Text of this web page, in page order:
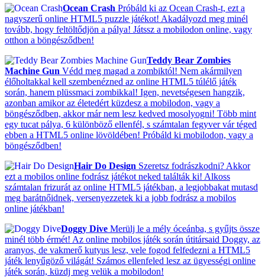
Ocean Crash Próbáld ki az Ocean Crash-t, ezt a
nagyszerű online HTML5 puzzle játékot! Akadályozd meg minél
tovább, hogy feltöltődjön a pálya! Játssz a mobilodon online, vagy
otthon a böngésződben!
Teddy Bear Zombies
Machine Gun Védd meg magad a zombiktól! Nem akármilyen
élőholtakkal kell szembenézned az online HTML5 túlélő játék
során, hanem plüssmaci zombikkal! Igen, nevetségesen hangzik,
azonban amikor az életedért küzdesz a mobilodon, vagy a
böngésződben, akkor már nem lesz kedved mosolyogni! Több mint
egy tucat pálya, 6 különböző ellenfél, s számtalan fegyver vár téged
ebben a HTML5 online lövöldében! Próbáld ki mobilodon, vagy a
böngésződben!
Hair Do Design Szeretsz fodrászkodni? Akkor
ezt a mobilos online fodrász játékot neked találták ki! Alkoss
számtalan frizurát az online HTML5 játékban, a legjobbakat mutasd
meg barátnőidnek, versenyezzetek ki a jobb fodrász a mobilos
online játékban!
Doggy Dive Merülj le a mély óceánba, s gyűjts össze
minél több érmét! Az online mobilos játék során útitársaid Doggy, az
aranyos, de vakmerő kutyus lesz, vele fogod felfedezni a HTML5
játék lenyűgöző világát! Számos ellenfeled lesz az ügyességi online
játék során, küzdj meg velük a mobilodon!